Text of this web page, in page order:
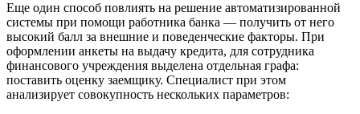
Еще один способ повлиять на решение автоматизированной
системы при помощи работника банка — получить от него
высокий балл за внешние и поведенческие факторы. При
оформлении анкеты на выдачу кредита, для сотрудника
финансового учреждения выделена отдельная графа:
поставить оценку заемщику. Специалист при этом
анализирует совокупность нескольких параметров: